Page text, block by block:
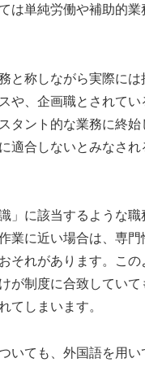
は単純労働や補助的
と称しながら実際に
や、企画職とされて
タント的な業務に終
適合しないとみなされ
」に該当するような
業に近い場合は、専門
それがあります。この
が制度に合致してい
てしまいます。
いても、外国語を用